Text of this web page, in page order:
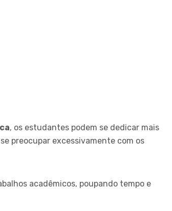
, os estudantes podem se dedicar mais
preocupar excessivamente com os
acadêmicos, poupando tempo e